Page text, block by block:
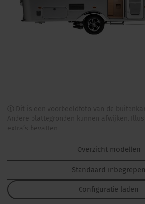
Overzicht modellen
Standaard inbegrepen
Configuratie laden